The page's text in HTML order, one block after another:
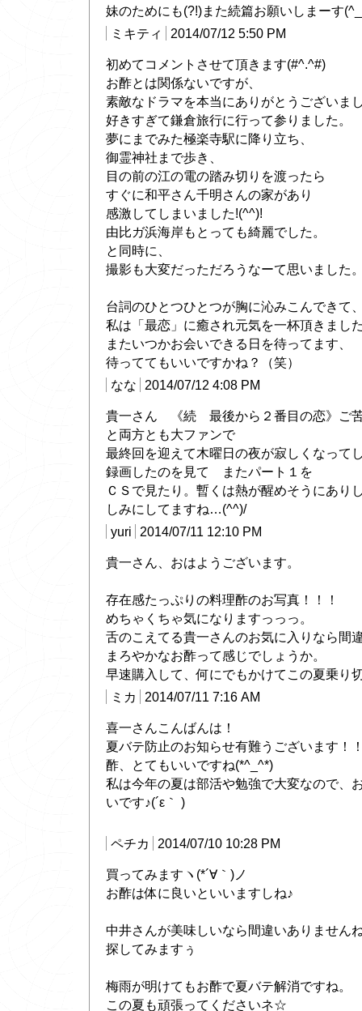
妹のためにも(?!)また続篇お願いしまーす
ミキティ
2014/07/12 5:50 PM
初めてコメントさせて頂きます(#^.^#)
お酢とは関係ないですが、
素敵なドラマを本当にありがとうございま
好きすぎて鎌倉旅行に行って参りました。
夢にまでみた極楽寺駅に降り立ち、
御霊神社まで歩き、
目の前の江の電の踏み切りを渡ったら
すぐに和平さん千明さんの家があり
感激してしまいました!(^^)!
由比ガ浜海岸もとっても綺麗でした。
と同時に、
撮影も大変だっただろうなーて思いました
台詞のひとつひとつが胸に沁みこんできて
私は「最恋」に癒され元気を一杯頂きまし
またいつかお会いできる日を待ってます、
待っててもいいですかね？（笑）
なな
2014/07/12 4:08 PM
貴一さん 《続 最後から２番目の恋》ご
と両方とも大ファンで
最終回を迎えて木曜日の夜が寂しくなって
録画したのを見て またパート１を
ＣＳで見たり。暫くは熱が醒めそうにあり
しみにしてますね…(^^)/
yuri
2014/07/11 12:10 PM
貴一さん、おはようございます。
存在感たっぷりの料理酢のお写真！！！
めちゃくちゃ気になりますっっっ。
舌のこえてる貴一さんのお気に入りなら間
まろやかなお酢って感じでしょうか。
早速購入して、何にでもかけてこの夏乗り
ミカ
2014/07/11 7:16 AM
喜一さんこんばんは！
夏バテ防止のお知らせ有難うございます！
酢、とてもいいですね(*^_^*)
私は今年の夏は部活や勉強で大変なので、
いです♪(´ε｀ )
ペチカ 2014/07/10 10:28 PM
買ってみますヽ(*´∀｀)ノ
お酢は体に良いといいますしね♪
中井さんが美味しいなら間違いありません
探してみますぅ
梅雨が明けてもお酢で夏バテ解消ですね。
この夏も頑張ってくださいネ☆